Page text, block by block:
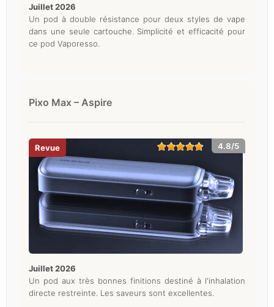
juillet 2026
Un pod à double résistance pour deux styles de vape
dans une seule cartouche. Simplicité et efficacité pour
ce pod Vaporesso.
Pixo Max – Aspire
4.8/5
juillet 2026
Un pod aux très bonnes finitions destiné à l'inhalation
directe restreinte. Les saveurs sont excellentes.